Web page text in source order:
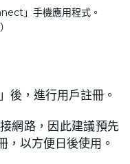
」手機應用程式。
後，進行用戶註冊。
網路，因此建議預先
，以方便日後使用。